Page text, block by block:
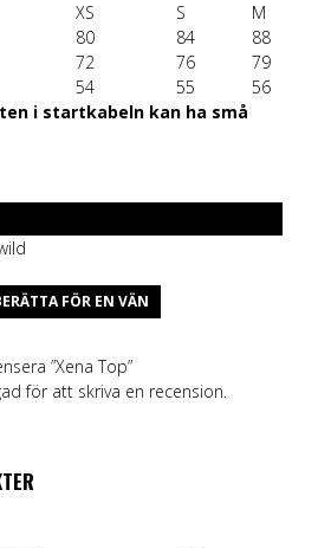
XS S
M
80 84
88
72 76
79
54 55
56
i startkabeln kan ha små
FÖR EN VÄN
”Xena Top”
för att skriva en recension.